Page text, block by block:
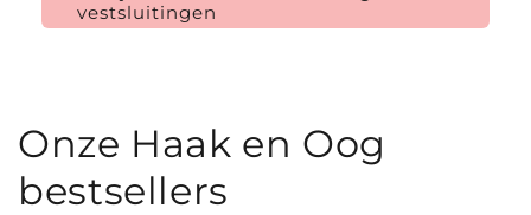
vestsluitingen
Onze Haak en Oog
bestsellers